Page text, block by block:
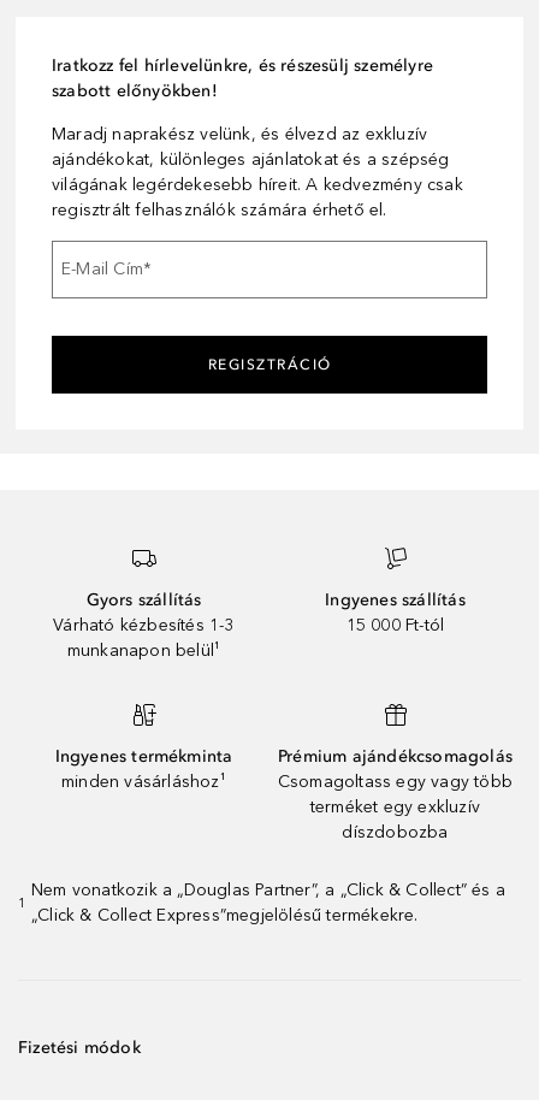
Iratkozz fel hírlevelünkre, és részesülj személyre
szabott előnyökben!
Maradj naprakész velünk, és élvezd az exkluzív
ajándékokat, különleges ajánlatokat és a szépség
világának legérdekesebb híreit. A kedvezmény csak
regisztrált felhasználók számára érhető el.
E-Mail Cím*
REGISZTRÁCIÓ
Gyors szállítás
Várható kézbesítés 1-3
munkanapon belül¹
Ingyenes szállítás
15 000 Ft-tól
Ingyenes termékminta
minden vásárláshoz¹
Prémium ajándékcsomagolás
Csomagoltass egy vagy több
terméket egy exkluzív
díszdobozba
1
Nem vonatkozik a „Douglas Partner”, a „Click & Collect” és a
„Click & Collect Express”megjelölésű termékekre.
Fizetési módok